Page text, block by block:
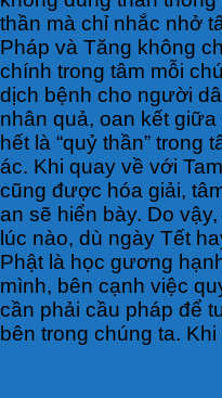
thần mà chỉ nhắc nhở
Pháp và Tăng không
chính trong tâm mỗi
dịch bệnh cho người
nhân quả, oan kết
hết là “quỷ thần” trong
ác. Khi quay về với
cũng được hóa giải,
an sẽ hiển bày. Do
lúc nào, dù ngày Tết
Phật là học gương
mình, bên cạnh việc
cần phải cầu pháp để
bên trong chúng ta.